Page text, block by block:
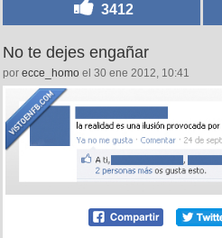
3412
No te dejes engañar
por ecce_homo el 30 ene 2012, 10:41